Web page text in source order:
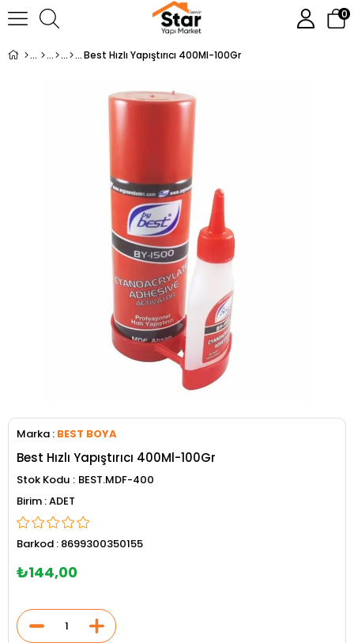
0
Best Hızlı Yapıştırıcı 400Ml-100Gr
Marka : BEST BOYA
Best Hızlı Yapıştırıcı 400Ml-100Gr
Stok Kodu
BEST.MDF-400
ADET
Barkod : 8699300350155
₺144,00